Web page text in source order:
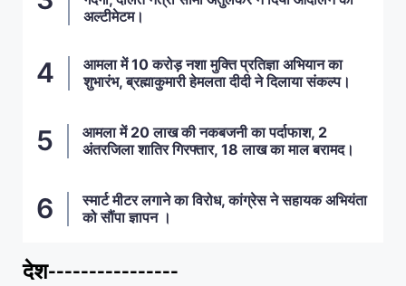
अल्टीमेटम।
आमला में 10 करोड़ नशा मुक्ति प्रतिज्ञा अभियान का
शुभारंभ, ब्रह्माकुमारी हेमलता दीदी ने दिलाया संकल्प।
आमला में 20 लाख की नकबजनी का पर्दाफाश, 2
अंतरजिला शातिर गिरफ्तार, 18 लाख का माल बरामद।
स्मार्ट मीटर लगाने का विरोध, कांग्रेस ने सहायक अभियंता
को सौंपा ज्ञापन ।
देश----------------